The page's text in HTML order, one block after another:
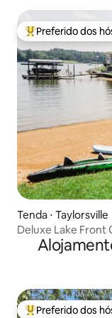
Entre os
Preferido dos
Tenda ⋅ Taylorsville
Deluxe Lake Front
Preferido dos